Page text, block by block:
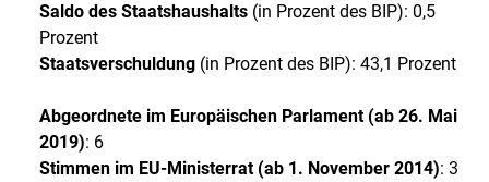
Saldo des Staatshaushalts (in Prozent des BIP): 0,5
Prozent
Staatsverschuldung (in Prozent des BIP): 43,1 Prozent
Abgeordnete im Europäischen Parlament (ab 26. Mai
2019): 6
Stimmen im EU-Ministerrat (ab 1. November 2014): 3